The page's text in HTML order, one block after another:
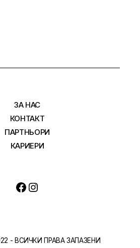
ЗА НАС
КОНТАКТ
ПАРТНЬОРИ
КАРИЕРИ
Facebook
Instagram
- ВСИЧКИ ПРАВА ЗАПАЗЕНИ